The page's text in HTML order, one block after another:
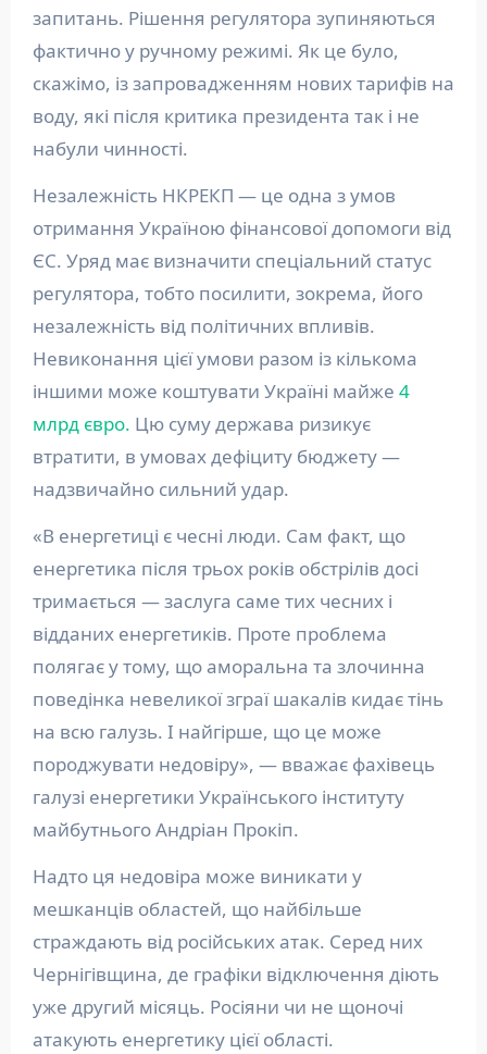
запитань. Рішення регулятора зупиняються
фактично у ручному режимі. Як це було,
скажімо, із запровадженням нових тарифів на
воду, які після критика президента так і не
набули чинності.
Незалежність НКРЕКП — це одна з умов
отримання Україною фінансової допомоги від
ЄС. Уряд має визначити спеціальний статус
регулятора, тобто посилити, зокрема, його
незалежність від політичних впливів.
Невиконання цієї умови разом із кількома
іншими може коштувати Україні майже 4
млрд євро. Цю суму держава ризикує
втратити, в умовах дефіциту бюджету —
надзвичайно сильний удар.
«В енергетиці є чесні люди. Сам факт, що
енергетика після трьох років обстрілів досі
тримається — заслуга саме тих чесних і
відданих енергетиків. Проте проблема
полягає у тому, що аморальна та злочинна
поведінка невеликої зграї шакалів кидає тінь
на всю галузь. І найгірше, що це може
породжувати недовіру», — вважає фахівець
галузі енергетики Українського інституту
майбутнього Андріан Прокіп.
Надто ця недовіра може виникати у
мешканців областей, що найбільше
страждають від російських атак. Серед них
Чернігівщина, де графіки відключення діють
уже другий місяць. Росіяни чи не щоночі
атакують енергетику цієї області.